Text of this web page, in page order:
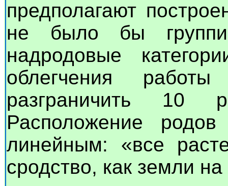
предполагают
не было бы
надродовые
облегчения
разграничить
Расположение
линейным: «все
сродство, как земли